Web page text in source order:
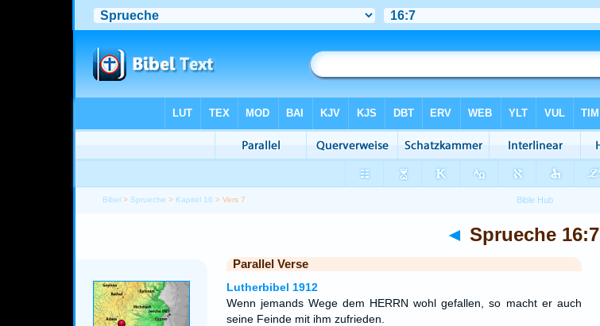
Bibel > Sprueche > Kapitel 16 > Vers 7
◄ Sprueche 16:7
Parallel Verse
Lutherbibel 1912
Wenn jemands Wege dem HERRN wohl gefallen, so macht er auch
seine Feinde mit ihm zufrieden.